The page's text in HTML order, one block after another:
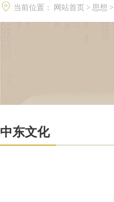
当前位置： 网站首页 > 思想 >
中东文化